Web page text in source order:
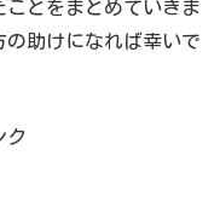
とをまとめていきま
助けになれば幸いで
ク